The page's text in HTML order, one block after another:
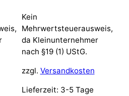
Kein
Mehrwertsteuerausweis,
da Kleinunternehmer
nach §19 (1) UStG.
zzgl. Versandkosten
Lieferzeit: 3-5 Tage